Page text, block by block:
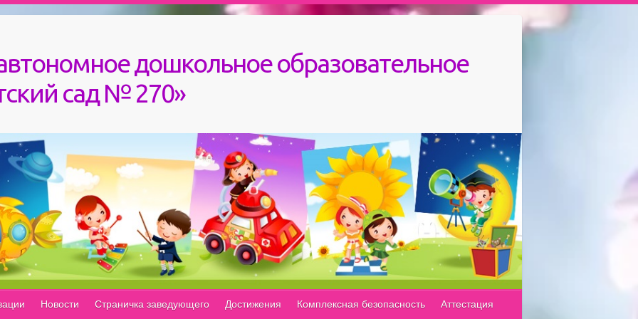
дошкольное образовательное
сад № 270»
Новости Страничка заведующего Достижения Комплексная безопасность Аттестация